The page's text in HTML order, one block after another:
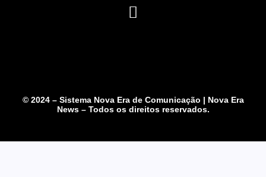
© 2024 – Sistema Nova Era de Comunicação | Nova Era
News – Todos os direitos reservados.